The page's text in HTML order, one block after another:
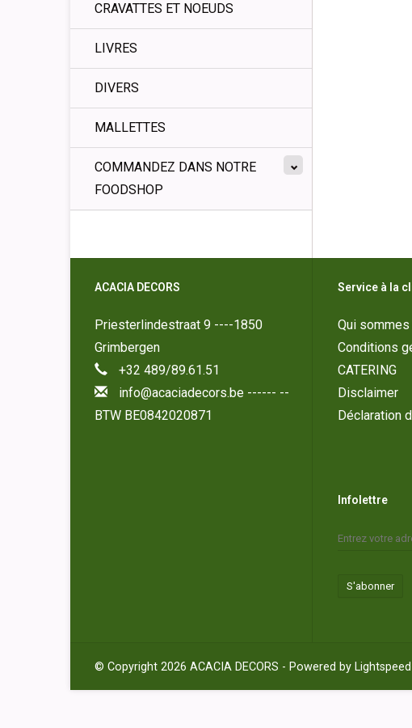
CRAVATTES ET NOEUDS
LIVRES
DIVERS
MALLETTES
COMMANDEZ DANS NOTRE
FOODSHOP
ACACIA DECORS
Priesterlindestraat 9 ----1850
Grimbergen
+32 489/89.61.51
info@acaciadecors.be ------ --
BTW BE0842020871
Service à la
Qui sommes
Conditions
CATERING
Disclaimer
Déclaration
Infolettre
S'abonner
© Copyright 2026 ACACIA DECORS - Powered by Lightspeed